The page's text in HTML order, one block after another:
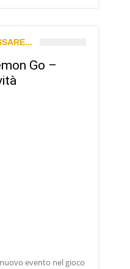
Go –
evento nel gioco